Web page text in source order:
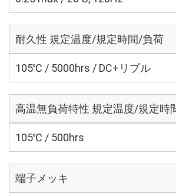
耐久性 規定温度/規定時間/負荷
105℃ / 5000hrs / DC+リプル
高温無負荷特性 規定温度/規定時
105℃ / 500hrs
端子メッキ